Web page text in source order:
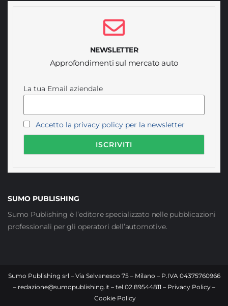
NEWSLETTER
Approfondimenti sul mercato auto
La tua Email aziendale
Accetto la privacy policy per la newsletter
SUMO PUBLISHING
Sumo Publishing è l’editore specializzato nelle pubblicazioni
professionali per gli operatori dell’automotive.
Sumo Publishing srl – Via Selvanesco 75 – Milano – P.IVA 04375760966
– redazione@sumopublishing.it – tel 02.89544811 – Privacy Policy–
Cookie Policy